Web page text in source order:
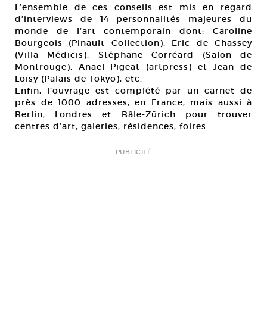
L’ensemble de ces conseils est mis en regard
d’interviews de 14 personnalités majeures du
monde de l’art contemporain dont: Caroline
Bourgeois (Pinault Collection), Eric de Chassey
(Villa Médicis), Stéphane Corréard (Salon de
Montrouge), Anaël Pigeat (artpress) et Jean de
Loisy (Palais de Tokyo), etc.
Enfin, l’ouvrage est complété par un carnet de
près de 1000 adresses, en France, mais aussi à
Berlin, Londres et Bâle-Zürich pour trouver
centres d’art, galeries, résidences, foires…
PUBLICITÉ